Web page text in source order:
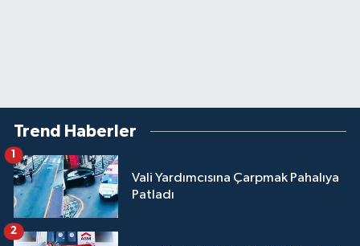
Trend Haberler
Vali Yardımcısına Çarpmak Pahalıya
Patladı
1
2